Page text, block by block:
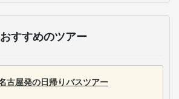
主な運行バス会社